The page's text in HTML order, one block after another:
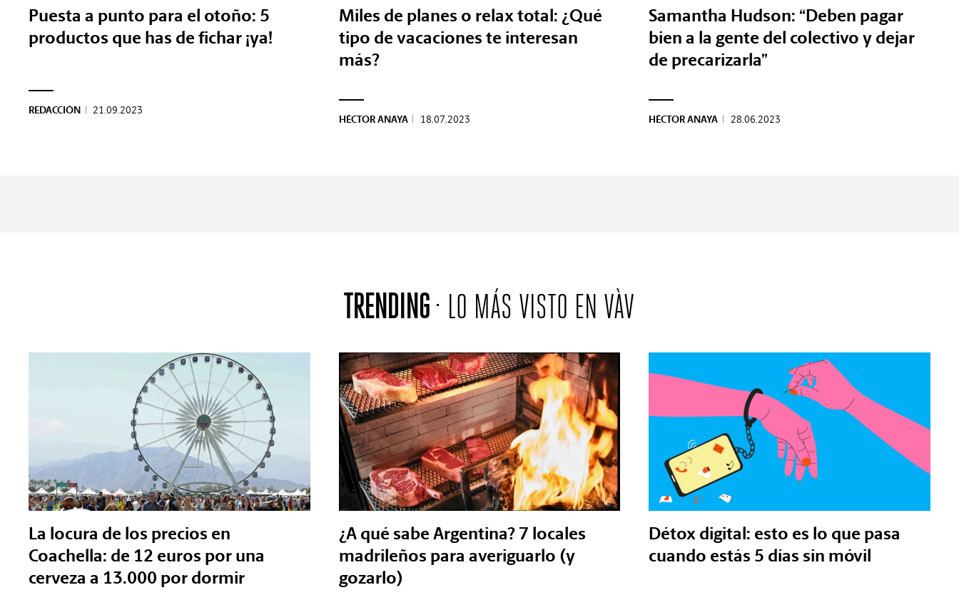
Puesta a punto para el otoño: 5
productos que has de fichar ¡ya!
REDACCIÓN | 21.09.2023
Miles de planes o relax total: ¿Qué
tipo de vacaciones te interesan
más?
HÉCTOR ANAYA | 18.07.2023
Samantha Hudson: “Deben pagar
bien a la gente del colectivo y dejar
de precarizarla”
HÉCTOR ANAYA | 28.06.2023
TRENDING LO MÁS VISTO EN VÀV
La locura de los precios en
Coachella: de 12 euros por una
cerveza a 13.000 por dormir
¿A qué sabe Argentina? 7 locales
madrileños para averiguarlo (y
gozarlo)
Détox digital: esto es lo que pasa
cuando estás 5 días sin móvil